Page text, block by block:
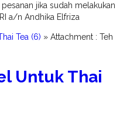
jika sudah melakukan
a/n Andhika Elfriza
Tea (6) » Attachment : Teh
Untuk Thai